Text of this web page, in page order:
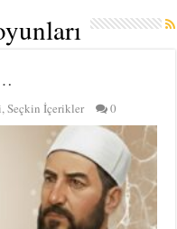
,Seçkin İçerikler 0